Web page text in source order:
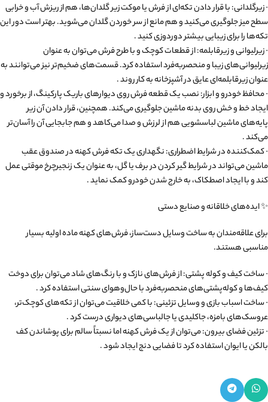
· زیرگلدانی: با قرار دادن تکه‌ای از فرش یا موکت زیر گلدان‌ها، هم از ریزش آب و خرابی
سطح میز جلوگیری می‌کنید و هم مانع از سر خوردن گلدان می‌شوید. بهتر است دور این
تکه‌ها را برای زیبایی بیشتر دوردوزی کنید .
· زیرلیوانی و زیرقابلمه: از قطعات کوچک و با طرح فرش می‌توان به عنوان
زیرلیوانی‌های زیبا و منحصربه‌فرد استفاده کرد. قسمت‌های ضخیم‌تر نیز می‌توانند به
عنوان زیرقابلمه‌ای عایق در آشپزخانه به کار روند .
· محافظ خودرو و ابزار: نصب یک قطعه فرش روی دیوارهای باریک پارکینگ، از برخورد و
ایجاد خط و خش روی بدنه ماشین جلوگیری می‌کند. همچنین، قرار دادن آن زیر
پایه‌های ماشین لباسشویی هم از لرزش و صدا می‌کاهد و هم جابجایی آن را آسان‌تر
می‌کند .
· کمک‌کننده در شرایط اضطراری: نگهداری یک تکه فرش کهنه در صندوق عقب
ماشین می‌تواند در شرایط گیر کردن در برف یا گل، به عنوان یک زنجیرچرخ موقتی عمل
کند و با ایجاد اصطکاک، به خارج شدن خودرو کمک نماید .
✨ ایده‌های خلاقانه و صنایع دستی
برای علاقه‌مندان به ساخت وسایل دست‌ساز، فرش‌های کهنه ماده اولیه بسیار
مناسبی هستند.
· ساخت کیف و کوله پشتی: از فرش‌های نازک و با رنگ‌های شاد می‌توان برای دوخت
کیف‌ها و کوله‌پشتی‌های منحصربه‌فرد با حال‌وهوای سنتی استفاده کرد .
· ساخت اسباب بازی و وسایل تزئینی: با کمی خلاقیت می‌توان از تکه‌های کوچک‌تر،
عروسک‌های بامزه، جاکلیدی یا جالباسی‌های دیواری درست کرد .
· تزئین فضای بیرون: می‌توان از یک فرش کهنه اما نسبتاً سالم برای پوشاندن کف
بالکن یا ایوان استفاده کرد تا فضایی دنج ایجاد شود .